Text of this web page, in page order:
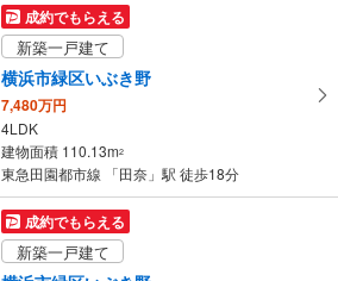
成約でもらえる
新築一戸建て
横浜市緑区いぶき野
7,480万円
4LDK
建物面積 110.13m2
東急田園都市線 「田奈」駅 徒歩18分
成約でもらえる
新築一戸建て